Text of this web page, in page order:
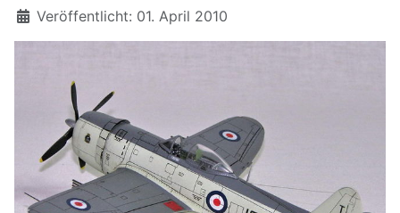
Details
Veröffentlicht: 01. April 2010